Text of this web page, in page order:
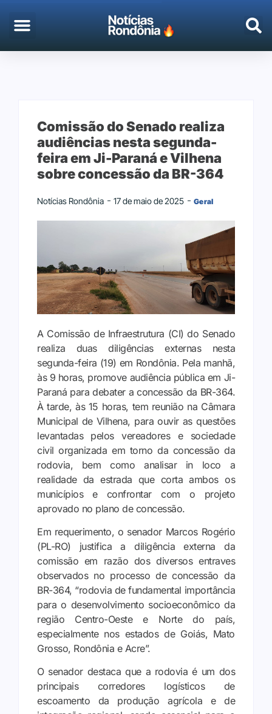
Comissão do Senado realiza
audiências nesta segunda-
feira em Ji-Paraná e Vilhena
sobre concessão da BR-364
Notícias Rondônia 17 de maio de 2025 Geral
A Comissão de Infraestrutura (CI) do Senado
realiza duas diligências externas nesta
segunda-feira (19) em Rondônia. Pela manhã,
às 9 horas, promove audiência pública em Ji-
Paraná para debater a concessão da BR-364.
À tarde, às 15 horas, tem reunião na Câmara
Municipal de Vilhena, para ouvir as questões
levantadas pelos vereadores e sociedade
civil organizada em torno da concessão da
rodovia, bem como analisar in loco a
realidade da estrada que corta ambos os
municípios e confrontar com o projeto
aprovado no plano de concessão.
Em requerimento, o senador Marcos Rogério
(PL-RO) justifica a diligência externa da
comissão em razão dos diversos entraves
observados no processo de concessão da
BR-364, “rodovia de fundamental importância
para o desenvolvimento socioeconômico da
região Centro-Oeste e Norte do país,
especialmente nos estados de Goiás, Mato
Grosso, Rondônia e Acre”.
O senador destaca que a rodovia é um dos
principais corredores logísticos de
escoamento da produção agrícola e de